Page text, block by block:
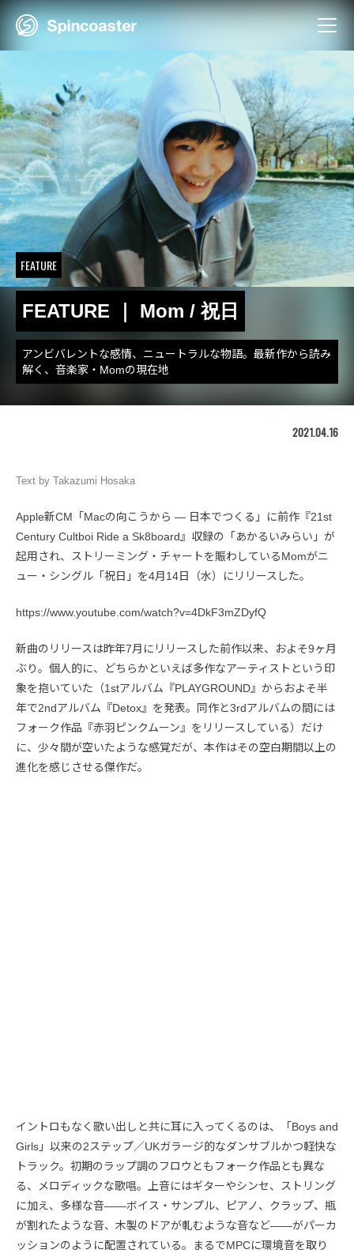
Skip
FEATURE
FEATURE ｜ Mom / 祝日
アンビバレントな感情、ニュートラルな物語。最新作から読み
解く、音楽家・Momの現在地
2021.04.16
Text by Takazumi Hosaka
Apple新CM「Macの向こうから — 日本でつくる」に前作『21st
Century Cultboi Ride a Sk8board』収録の「あかるいみらい」が
起用され、ストリーミング・チャートを賑わしているMomがニ
ュー・シングル「祝日」を4月14日（水）にリリースした。
https://www.youtube.com/watch?v=4DkF3mZDyfQ
新曲のリリースは昨年7月にリリースした前作以来、およそ9ヶ月
ぶり。個人的に、どちらかといえば多作なアーティストという印
象を抱いていた（1stアルバム『PLAYGROUND』からおよそ半
年で2ndアルバム『Detox』を発表。同作と3rdアルバムの間には
フォーク作品『赤羽ピンクムーン』をリリースしている）だけ
に、少々間が空いたような感覚だが、本作はその空白期間以上の
進化を感じさせる傑作だ。
イントロもなく歌い出しと共に耳に入ってくるのは、「Boys and
Girls」以来の2ステップ／UKガラージ的なダンサブルかつ軽快な
トラック。初期のラップ調のフロウともフォーク作品とも異な
る、メロディックな歌唱。上音にはギターやシンセ、ストリング
に加え、多様な音――ボイス・サンプル、ピアノ、クラップ、瓶
が割れたような音、木製のドアが軋むような音など――がパーカ
ッションのように配置されている。まるでMPCに環境音を取り